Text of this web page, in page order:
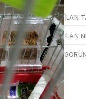
İLAN
İLAN